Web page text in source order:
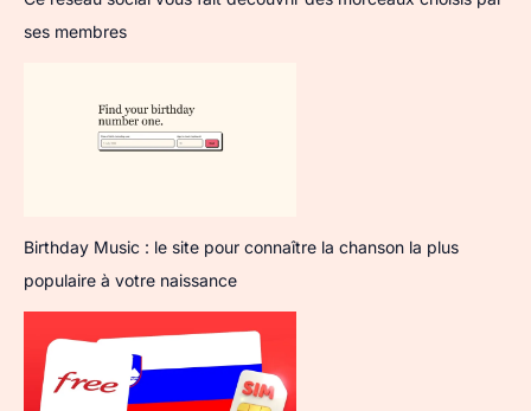
ses membres
Birthday Music : le site pour connaître la chanson la plus
populaire à votre naissance